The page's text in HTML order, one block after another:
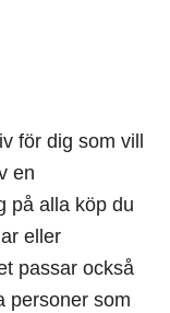
för dig som vill
en
på alla köp du
eller
passar också
personer som